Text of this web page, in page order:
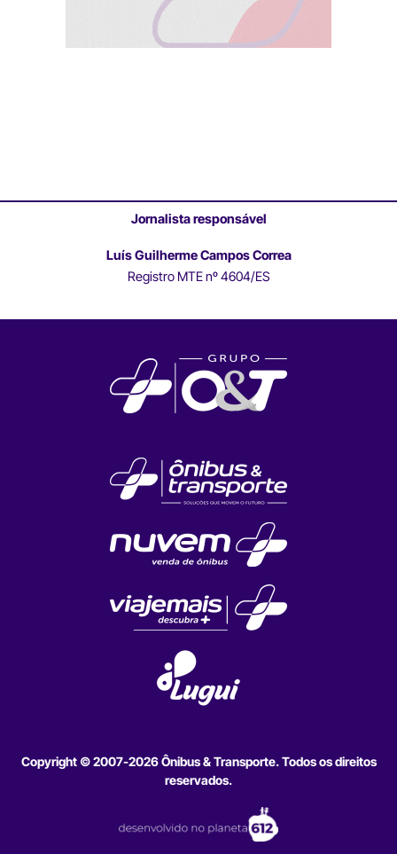
Jornalista responsável
Luís Guilherme Campos Correa
Registro MTE nº 4604/ES
Copyright © 2007-2026 Ônibus & Transporte. Todos os direitos
reservados.